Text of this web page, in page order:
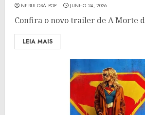
NEBULOSA POP JUNHO 24, 2026
Confira o novo trailer de A Morte
LEIA MAIS